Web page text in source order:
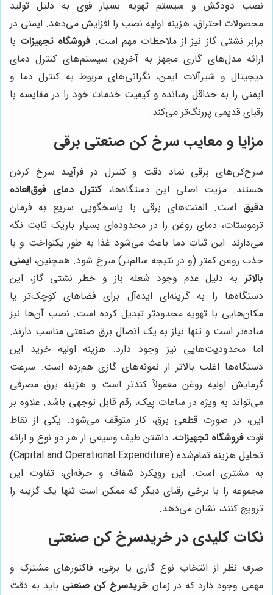
نصب دودکش و سیستم تهویه بسیار قوی به دلیل تولید
محصولات احتراق، هزینه اولیه نصب را افزایش می‌دهد. ایمنی در
برابر نشتی گاز نیز از ملاحظات مهم است. فروشگاه تجهیزات با
ارائه مدل‌های گازی مجهز به آخرین سیستم‌های کنترل دمای
دیجیتال و شیرآلات ایمن، نگرانی‌های مربوط به کنترل دما و
ایمنی را به حداقل رسانده و کیفیت خدمات خود را در مقایسه با
رقبای قدیمی پررنگ‌تر می‌کند.
مزایا و معایب سرخ کن صنعتی برقی
سرخ‌کن‌های برقی نماد دقت و کنترل در فرآیند سرخ کردن
هستند. مزیت اصلی این دستگاه‌ها، کنترل دمای فوق‌العاده
دقیق است. المنت‌های برقی با پاسخگویی سریع به فرمان
ترموستات، دمای روغن را در محدوده‌ای بسیار باریک ثابت نگه
می‌دارند. این ثبات دما باعث می‌شود غذا به طور یکنواخت و با
جذب روغن کمتر (و در نتیجه سالم‌تر) سرخ شود. همچنین، ایمنی
بالاتر به دلیل عدم وجود شعله باز و خطر نشتی گاز، این
دستگاه‌ها را به گزینه‌ای ایده‌آل برای فضاهای کوچک‌تر یا
مکان‌هایی با تهویه محدودتر تبدیل کرده است. نصب آن‌ها نیز
ساده‌تر است و تنها نیاز به یک اتصال برق صنعتی مناسب دارند.
اما محدودیت‌هایی نیز وجود دارد. هزینه اولیه خرید این
دستگاه‌ها اغلب بالاتر از نمونه‌های گازی هم‌رده است. سرعت
گرمایش اولیه روغن معمولاً کندتر است و هزینه برق مصرفی
می‌تواند به ویژه در ساعات پیک، رقم قابل توجهی باشد. علاوه بر
این، در صورت قطعی برق، کار متوقف می‌شود. یکی از نقاط
قوت فروشگاه تجهیزات، داشتن طیف وسیعی از هر دو نوع و ارائه
تحلیل هزینه تمام‌شده (Capital and Operational Expenditure)
به مشتری است. این رویکرد شفاف و حرفه‌ای، تفاوت این
مجموعه را با برخی رقبای دیگر که ممکن است تنها یک گزینه را
ترویج کنند، نشان می‌دهد.
نکات کلیدی در خریدسرخ کن صنعتی
صرف نظر از انتخاب نوع گازی یا برقی، فاکتورهای مشترک و
مهمی وجود دارد که در زمان خریدسرخ کن صنعتی باید به دقت